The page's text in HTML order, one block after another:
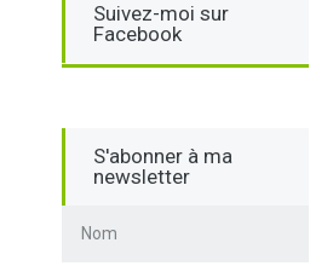
Suivez-moi sur
Facebook
S'abonner à ma
newsletter